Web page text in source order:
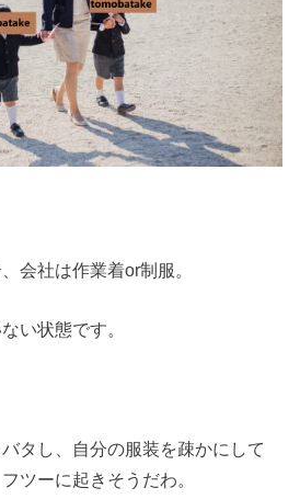
会社は作業着or制服。
い状態です。
タし、自分の服装を疎かにして
ツーに起きそうだわ。